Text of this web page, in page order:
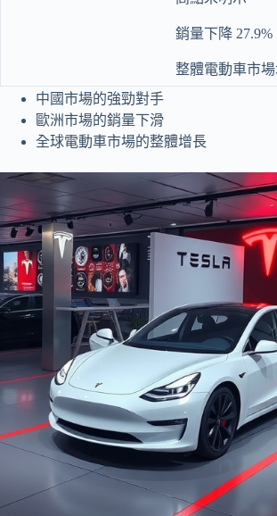
銷量下降 27.9%
整體電動車市場
中國市場的強勁對手
歐洲市場的銷量下滑
全球電動車市場的整體增長